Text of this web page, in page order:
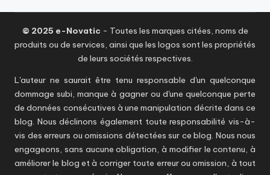
© 2025 e-Novatic - Toutes les marques citées, noms de
produits ou de services, ainsi que les logos sont les propriétés
de leurs sociétés respectives.
L'auteur ne saurait être tenu responsable d'un quelconque
dommage subi, manque à gagner ou d'une quelconque perte
de données consécutives à une manipulation décrite dans ce
blog. Nous déclinons également toute responsabilité vis-à-
vis des erreurs ou omissions détectées sur ce blog. Nous nous
engageons, sans aucune obligation, à modifier le contenu, à
améliorer le blog et à corriger toute erreur ou omission, à tout